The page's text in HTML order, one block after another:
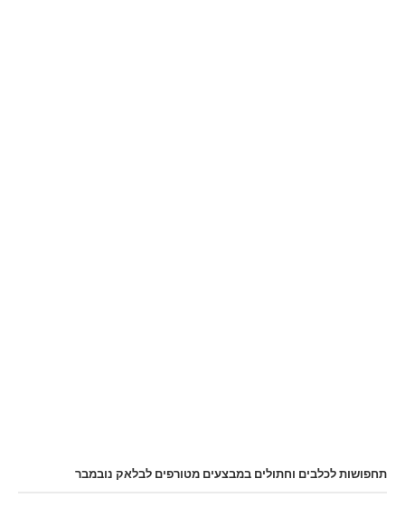
תחפושות לכלבים וחתולים במבצעים מטורפים לבלאק נובמבר